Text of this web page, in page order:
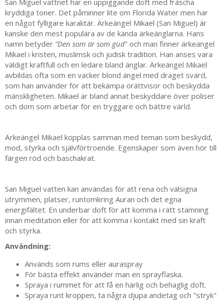
San Miguel vattnet har en uppiggande doft med fräscha
kryddiga toner. Det påminner lite om Florida Water men har
en något fylligare karaktär. Ärkeängel Mikael (San Miguel) är
kanske den mest populära av de kända ärkeänglarna. Hans
namn betyder ”Den som är som gud” och man finner ärkeängel
Mikael i kristen, muslimsk och judisk tradition. Han anses vara
väldigt kraftfull och en ledare bland änglar. Ärkeängel Mikael
avbildas ofta som en vacker blond ängel med draget svärd,
som han använder för att bekämpa orättvisor och beskydda
mänskligheten. Mikael är bland annat beskyddare över poliser
och dom som arbetar för en tryggare och bättre värld.
Ärkeängel Mikael kopplas samman med teman som beskydd,
mod, styrka och självförtroende. Egenskaper som även hör till
färgen röd och baschakrat.
San Miguel vatten kan användas för att rena och välsigna
utrymmen, platser, runtomkring Auran och det egna
energifältet. En underbar doft för att komma i rätt stämning
innan meditation eller för att komma i kontakt med sin kraft
och styrka.
Användning:
Används som rums eller auraspray
För bästa effekt använder man en sprayflaska.
Spraya i rummet för att få en härlig och behaglig doft.
Spraya runt kroppen, ta några djupa andetag och "stryk"